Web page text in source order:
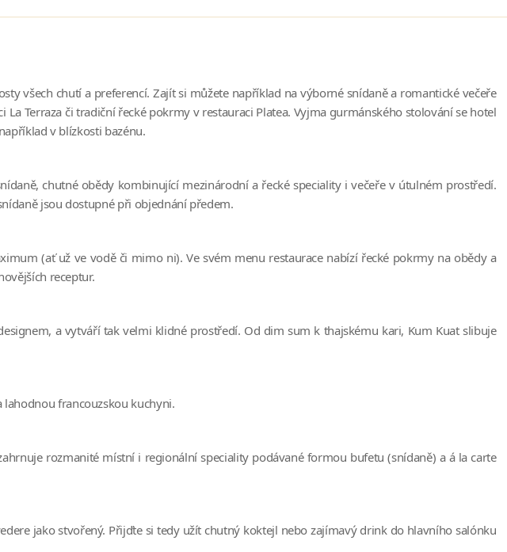
všech chutí a preferencí. Zajít si můžete například na výborné snídaně a romantické večeře
Terraza či tradiční řecké pokrmy v restauraci Platea. Vyjma gurmánského stolování se hotel
v blízkosti bazénu.
chutné obědy kombinující mezinárodní a řecké speciality i večeře v útulném prostředí.
jsou dostupné při objednání předem.
(ať už ve vodě či mimo ni). Ve svém menu restaurace nabízí řecké pokrmy na obědy a
receptur.
a vytváří tak velmi klidné prostředí. Od dim sum k thajskému kari, Kum Kuat slibuje
lahodnou francouzskou kuchyni.
rozmanité místní i regionální speciality podávané formou bufetu (snídaně) a á la carte
jako stvořený. Přijďte si tedy užít chutný koktejl nebo zajímavý drink do hlavního salónku